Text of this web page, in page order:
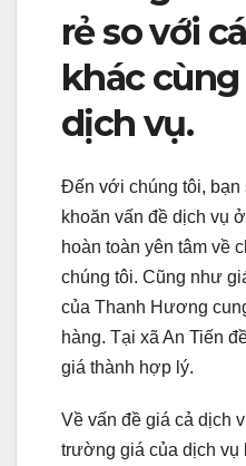
rẻ so với
khác
dịch vụ.
Đến với chúng tôi, bạn
khoăn vấn đề dịch vụ
hoàn toàn yên tâm về
chúng tôi. Cũng như
của Thanh Hương
hàng. Tại xã An Tiến
giá thành hợp lý.
Về vấn đề giá cả dịch
trường giá của dịch vụ